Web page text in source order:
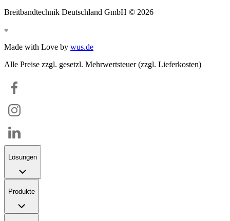
Breitbandtechnik Deutschland GmbH © 2026
Made with Love by wus.de
Alle Preise zzgl. gesetzl. Mehrwertsteuer (zzgl. Lieferkosten)
Lösungen
Produkte